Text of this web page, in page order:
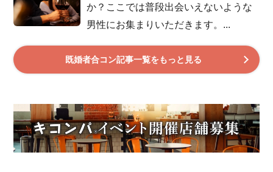
か？ここでは普段出会いえないような
男性にお集まりいただきます。...
既婚者合コン記事一覧をもっと見る